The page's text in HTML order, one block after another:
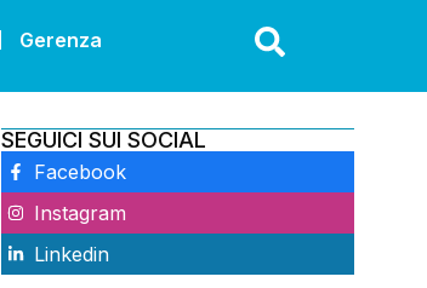
Gerenza
SEGUICI SUI SOCIAL
Facebook
Instagram
Linkedin